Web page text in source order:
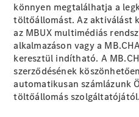
Összes Vito
Vito zárt
áruszállító
Vito Mixto
Vito Tourer
Konfigurátor
könnyen megtalálhatja a
töltőállomást. Az aktiválást
az MBUX multimédiás
alkalmazáson vagy a
keresztül indítható. A
szerződésének
automatikusan számlázunk
töltőállomás szolgáltatójától.